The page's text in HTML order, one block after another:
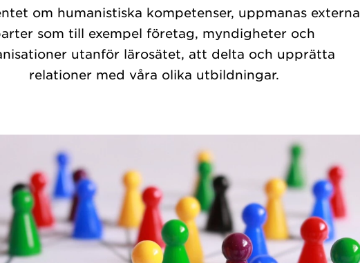
om humanistiska kompetenser, uppmanas externa
som till exempel företag, myndigheter och
utanför lärosätet, att delta och upprätta
relationer med våra olika utbildningar.